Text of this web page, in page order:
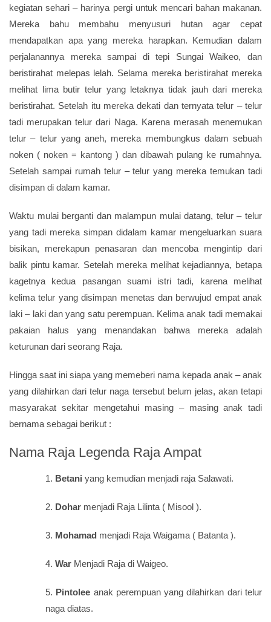
kegiatan sehari – harinya pergi untuk mencari bahan makanan.
Mereka bahu membahu menyusuri hutan agar cepat
mendapatkan apa yang mereka harapkan. Kemudian dalam
perjalanannya mereka sampai di tepi Sungai Waikeo, dan
beristirahat melepas lelah. Selama mereka beristirahat mereka
melihat lima butir telur yang letaknya tidak jauh dari mereka
beristirahat. Setelah itu mereka dekati dan ternyata telur – telur
tadi merupakan telur dari Naga. Karena merasah menemukan
telur – telur yang aneh, mereka membungkus dalam sebuah
noken ( noken = kantong ) dan dibawah pulang ke rumahnya.
Setelah sampai rumah telur – telur yang mereka temukan tadi
disimpan di dalam kamar.
Waktu mulai berganti dan malampun mulai datang, telur – telur
yang tadi mereka simpan didalam kamar mengeluarkan suara
bisikan, merekapun penasaran dan mencoba mengintip dari
balik pintu kamar. Setelah mereka melihat kejadiannya, betapa
kagetnya kedua pasangan suami istri tadi, karena melihat
kelima telur yang disimpan menetas dan berwujud empat anak
laki – laki dan yang satu perempuan. Kelima anak tadi memakai
pakaian halus yang menandakan bahwa mereka adalah
keturunan dari seorang Raja.
Hingga saat ini siapa yang memeberi nama kepada anak – anak
yang dilahirkan dari telur naga tersebut belum jelas, akan tetapi
masyarakat sekitar mengetahui masing – masing anak tadi
bernama sebagai berikut :
Nama Raja Legenda Raja Ampat
1. Betani yang kemudian menjadi raja Salawati.
2. Dohar menjadi Raja Lilinta ( Misool ).
3. Mohamad menjadi Raja Waigama ( Batanta ).
4. War Menjadi Raja di Waigeo.
5. Pintolee anak perempuan yang dilahirkan dari telur
naga diatas.